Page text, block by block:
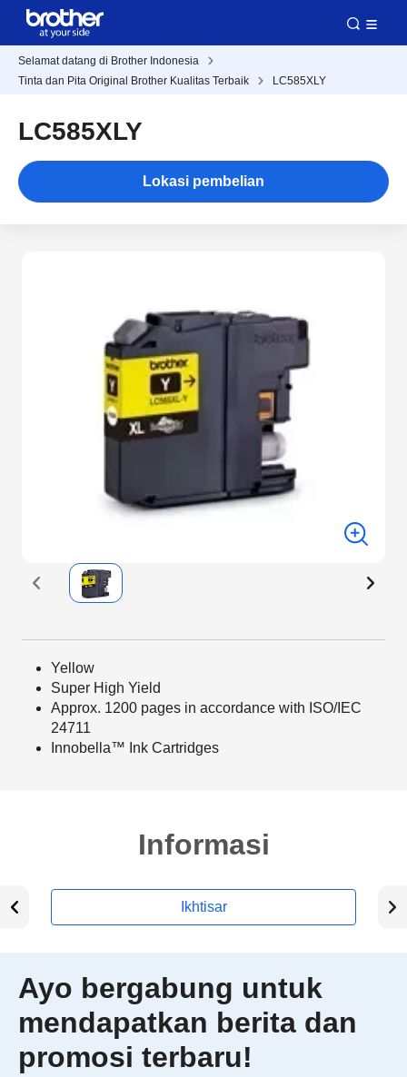
Selamat datang di Brother Indonesia
Tinta dan Pita Original Brother Kualitas Terbaik
LC585XLY
LC585XLY
Lokasi pembelian
Yellow
Super High Yield
Approx. 1200 pages in accordance with ISO/IEC
24711
Innobella™ Ink Cartridges
Informasi
Ikhtisar
Ayo bergabung untuk
mendapatkan berita dan
promosi terbaru!